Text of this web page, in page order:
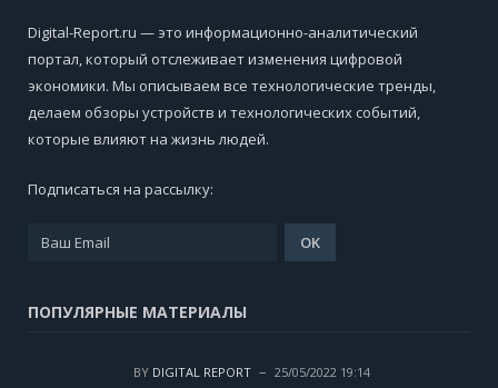
Digital-Report.ru — это информационно-аналитический
портал, который отслеживает изменения цифровой
экономики. Мы описываем все технологические тренды,
делаем обзоры устройств и технологических событий,
которые влияют на жизнь людей.
Подписаться на рассылку:
ПОПУЛЯРНЫЕ МАТЕРИАЛЫ
BY DIGITAL REPORT
25/05/2022 19:14